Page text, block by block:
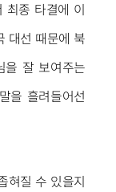
종 타결에 이
대선 때문에 북
을 잘 보여주는
을 흘려들어선
혀질 수 있을지